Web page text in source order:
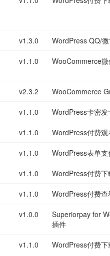
v1.3.0 WordPress QQ/
v1.1.0 WooCommerce
v2.3.2 WooCommerce
v1.1.0 WordPress卡密发
v1.1.0 WordPress付费
v1.1.0 WordPress表单支
v1.1.0 WordPress付费下
v1.1.0 WordPress付费查
v1.0.0
Superiorpay for
插件
v1.1.0 WordPress付费下